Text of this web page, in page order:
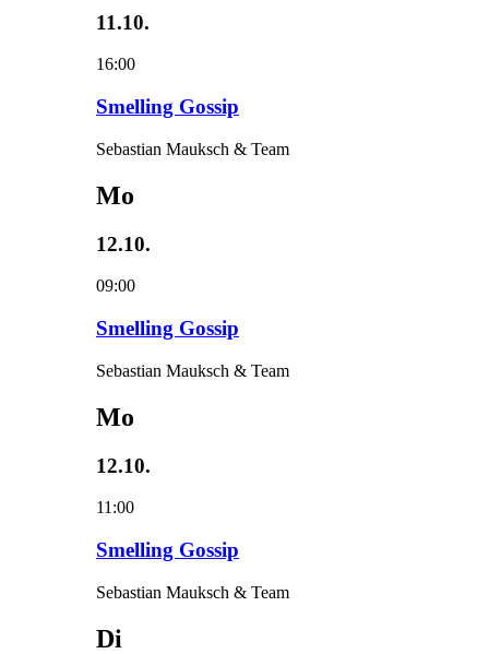
11.10.
16:00
Smelling Gossip
Sebastian Mauksch & Team
Mo
12.10.
09:00
Smelling Gossip
Sebastian Mauksch & Team
Mo
12.10.
11:00
Smelling Gossip
Sebastian Mauksch & Team
Di